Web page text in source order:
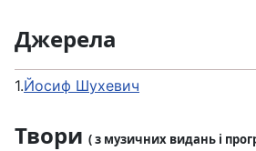
Джерела
1.Йосиф Шухевич
Твори ( з музичних видань і